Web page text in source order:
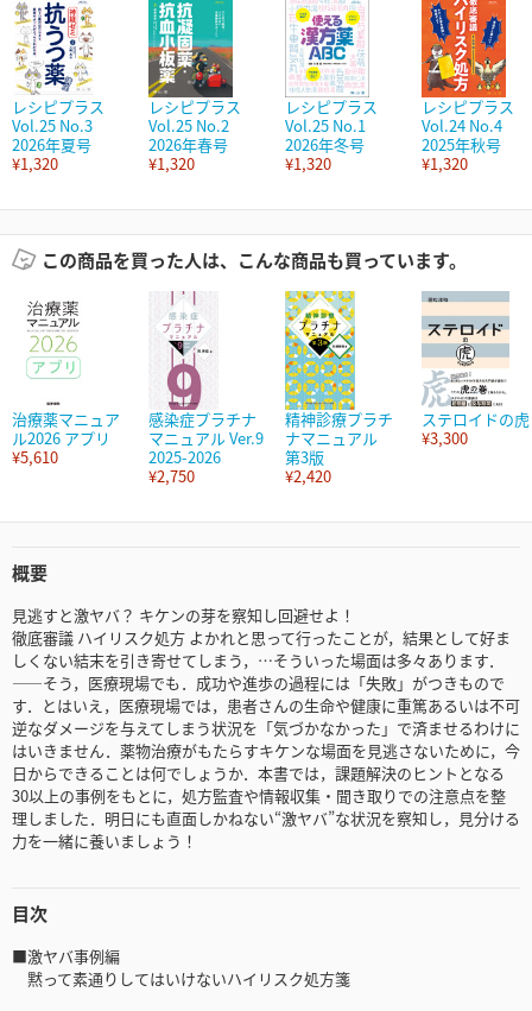
レシピプラス
Vol.25 No.3
2026年夏号
¥1,320
レシピプラス
Vol.25 No.2
2026年春号
¥1,320
レシピプラス
Vol.25 No.1
2026年冬号
¥1,320
レシピプラス
Vol.24 No.4
2025年秋号
¥1,320
この商品を買った人は、こんな商品も買っています。
治療薬マニュア
ル2026 アプリ
¥5,610
感染症プラチナ
マニュアル Ver.9
2025-2026
¥2,750
精神診療プラチ
ナマニュアル
第3版
¥2,420
ステロイドの虎
¥3,300
概要
見逃すと激ヤバ？ キケンの芽を察知し回避せよ！
徹底審議 ハイリスク処方 よかれと思って行ったことが，結果として好ま
しくない結末を引き寄せてしまう，…そういった場面は多々あります．
――そう，医療現場でも．成功や進歩の過程には「失敗」がつきもので
す．とはいえ，医療現場では，患者さんの生命や健康に重篤あるいは不可
逆なダメージを与えてしまう状況を「気づかなかった」で済ませるわけに
はいきません．薬物治療がもたらすキケンな場面を見逃さないために，今
日からできることは何でしょうか．本書では，課題解決のヒントとなる
30以上の事例をもとに，処方監査や情報収集・聞き取りでの注意点を整
理しました．明日にも直面しかねない“激ヤバ”な状況を察知し，見分ける
力を一緒に養いましょう！
目次
■激ヤバ事例編
黙って素通りしてはいけないハイリスク処方箋